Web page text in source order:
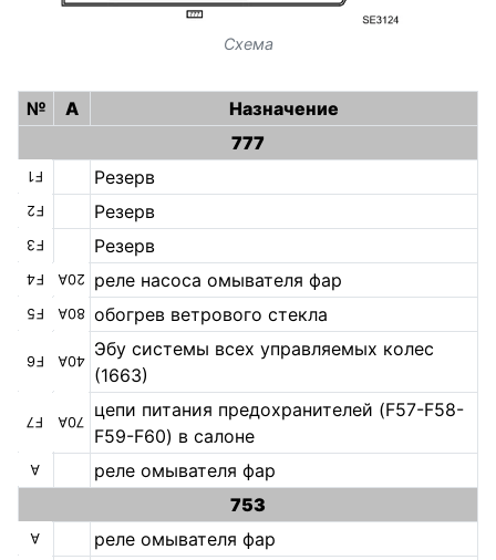
Схема
№ А
Назначение
777
F1 Резерв
F2 Резерв
F3 Резерв
F4 20А реле насоса омывателя фар
F5 80А обогрев ветрового стекла
F6 40А
Эбу системы всех управляемых колес
(1663)
F7 70А
цепи питания предохранителей (F57-F58-
F59-F60) в салоне
А
реле омывателя фар
753
А реле омывателя фар